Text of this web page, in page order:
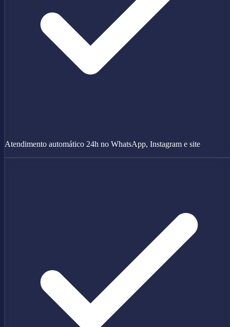
Atendimento automático 24h no WhatsApp, Instagram e site